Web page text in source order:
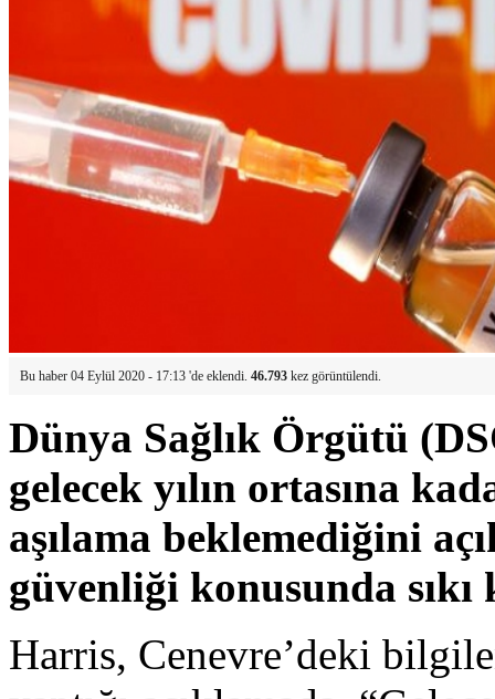
Bu haber 04 Eylül 2020 - 17:13 'de eklendi. 46.793 kez görüntülendi.
Dünya Sağlık Örgütü
gelecek yılın ortasına
aşılama beklemediğini
güvenliği konusunda
Harris, Cenevre’deki